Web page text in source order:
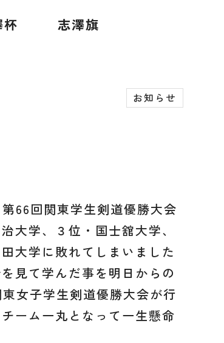
志澤旗
お知らせ
66回関東学生剣道優勝大会
大学、３位・国士舘大学、
大学に敗れてしまいました
見て学んだ事を明日からの
女子学生剣道優勝大会が行
ーム一丸となって一生懸命